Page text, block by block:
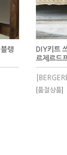
랭
DIY키트
르제르드
[품절상품]